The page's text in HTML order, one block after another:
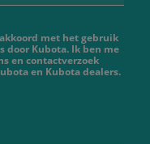
met het gebruik
door Kubota. Ik ben me
en contactverzoek
en Kubota dealers.